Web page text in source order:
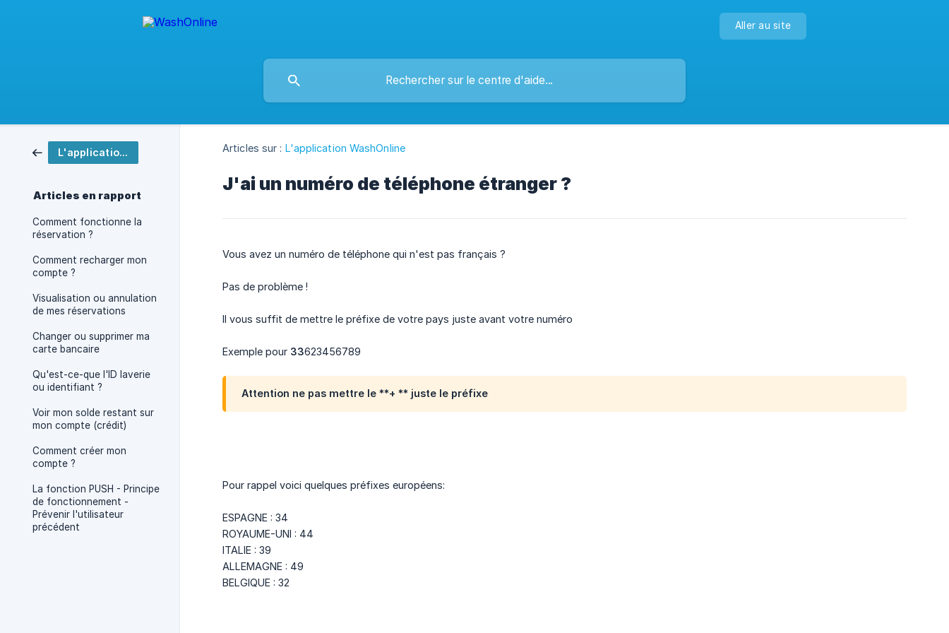
Aller au site
L'application WashOnline
Articles en rapport
Comment fonctionne la
réservation ?
Comment recharger mon
compte ?
Visualisation ou annulation
de mes réservations
Changer ou supprimer ma
carte bancaire
Qu'est-ce-que l'ID laverie
ou identifiant ?
Voir mon solde restant sur
mon compte (crédit)
Comment créer mon
compte ?
La fonction PUSH - Principe
de fonctionnement -
Prévenir l'utilisateur
précédent
Articles sur : L'application WashOnline
J'ai un numéro de téléphone étranger ?
Vous avez un numéro de téléphone qui n'est pas français ?
Pas de problème !
Il vous suffit de mettre le préfixe de votre pays juste avant votre numéro
Exemple pour 33623456789
Attention ne pas mettre le **+ ** juste le préfixe
Pour rappel voici quelques préfixes européens:
ESPAGNE : 34
ROYAUME-UNI : 44
ITALIE : 39
ALLEMAGNE : 49
BELGIQUE : 32